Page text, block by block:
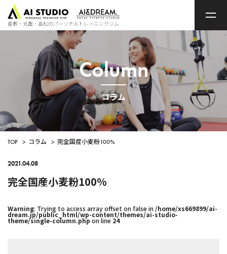
ッ
ペ
ー
ジ
倉敷・丸亀・高松のパーソナルトレーニングジム
Column
コラム
TOP > コラム > 完全国産小麦粉100%
2021.04.08
完全国産小麦粉100%
Warning: Trying to access array offset on false in /home/xs669899/ai-
dream.jp/public_html/wp-content/themes/ai-studio-
theme/single-column.php on line 24